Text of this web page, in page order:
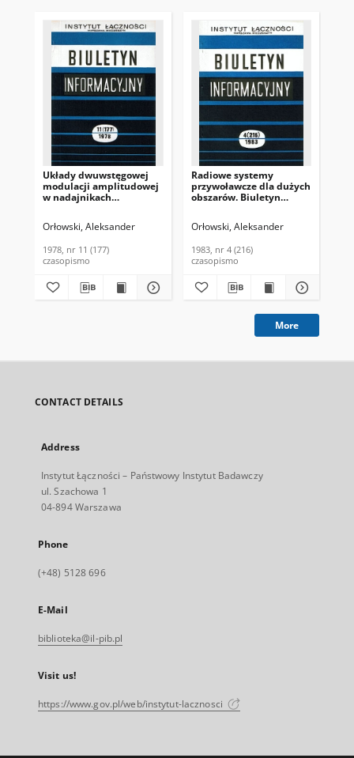
Układy dwuwstęgowej
modulacji amplitudowej
w nadajnikach
1978, nr 11 (177)
Orłowski, Aleksander
1978, nr 11 (177)
czasopismo
Radiowe systemy
przywoławcze dla dużych
obszarów. Biuletyn
Orłowski, Aleksander
1983, nr 4 (216)
czasopismo
More
CONTACT DETAILS
Address
Instytut Łączności – Państwowy Instytut Badawczy
ul. Szachowa 1
04-894 Warszawa
Phone
(+48) 5128 696
E-Mail
biblioteka@il-pib.pl
Visit us!
https://www.gov.pl/web/instytut-lacznosci